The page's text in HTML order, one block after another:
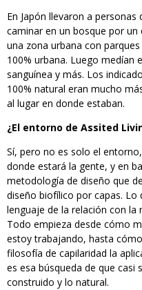
En Japón llevaron a
caminar en un bosque por un
una zona urbana con
100% urbana. Luego medían
sanguínea y más. Los
100% natural eran mucho
al lugar en donde estaban.
¿El entorno de Assited
Sí, pero no es solo el
donde estará la gente, y en
metodología de diseño que
diseño biofílico por capas.
lenguaje de la relación con la
Todo empieza desde cómo
estoy trabajando, hasta
filosofía de capilaridad la
es esa búsqueda de que casi
construido y lo natural.